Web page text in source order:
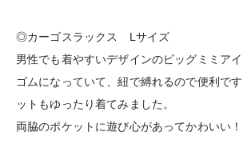
◎カーゴスラックス Lサイズ
男性でも着やすいデザインのビッグミミア
ゴムになっていて、紐で縛れるので便利で
ットもゆったり着てみました。
両脇のポケットに遊び心があってかわいい！